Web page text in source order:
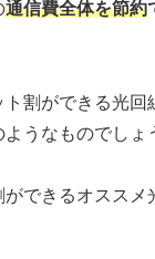
通信費全体を節約
ト割ができる光回
うなものでしょ
ができるオススメ